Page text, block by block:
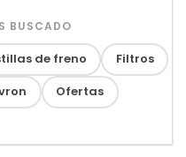
BUSCADO
de freno
Filtros
Ofertas